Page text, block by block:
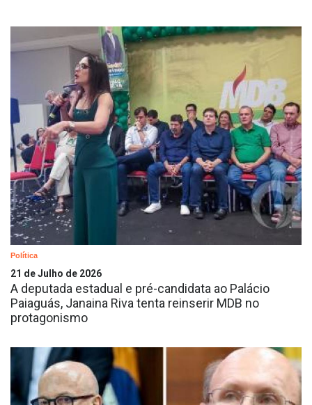
Política
21 de Julho de 2026
A deputada estadual e pré-candidata ao Palácio
Paiaguás, Janaina Riva tenta reinserir MDB no
protagonismo